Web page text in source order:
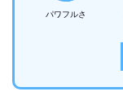
パワフルさ